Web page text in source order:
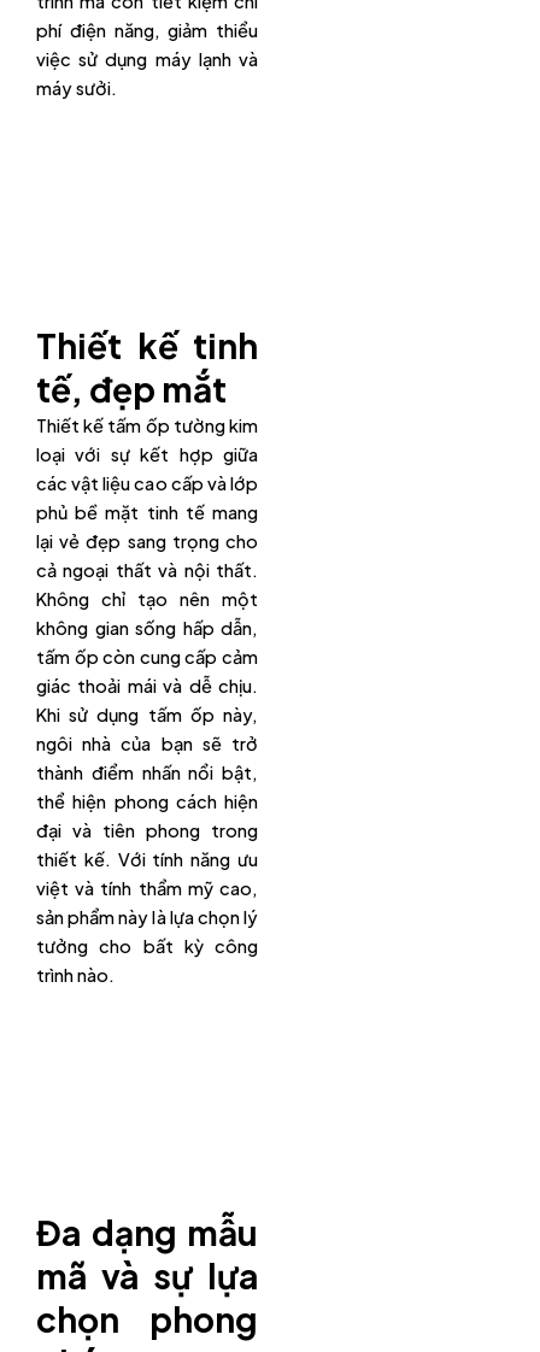
phí điện năng, giảm thiểu
việc sử dụng máy lạnh và
máy sưởi.
Thiết kế tinh
tế, đẹp mắt
Thiết kế tấm ốp tường kim
loại với sự kết hợp giữa
các vật liệu cao cấp và lớp
phủ bề mặt tinh tế mang
lại vẻ đẹp sang trọng cho
cả ngoại thất và nội thất.
Không chỉ tạo nên một
không gian sống hấp dẫn,
tấm ốp còn cung cấp cảm
giác thoải mái và dễ chịu.
Khi sử dụng tấm ốp này,
ngôi nhà của bạn sẽ trở
thành điểm nhấn nổi bật,
thể hiện phong cách hiện
đại và tiên phong trong
thiết kế. Với tính năng ưu
việt và tính thẩm mỹ cao,
sản phẩm này là lựa chọn lý
tưởng cho bất kỳ công
trình nào.
Đa dạng mẫu
mã và sự lựa
chọn phong